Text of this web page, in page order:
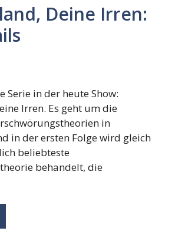
Deine Irren:
Serie in der heute Show:
Irren. Es geht um die
in
in der ersten Folge wird gleich
beliebteste
behandelt, die